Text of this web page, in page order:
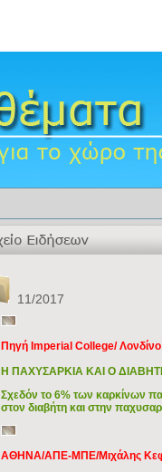
11/2017
Πηγή Imperial College/ Λονδίνο
Η ΠΑΧΥΣΑΡΚΙΑ KAI O
Σχεδόν το 6% των καρκίνων
στον διαβήτη και στην
ΑΘΗΝΑ/ΑΠΕ-ΜΠΕ/Μιχάλης